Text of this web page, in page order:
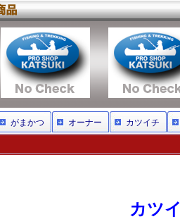
がまかつ オーナー カツイチ
カツ